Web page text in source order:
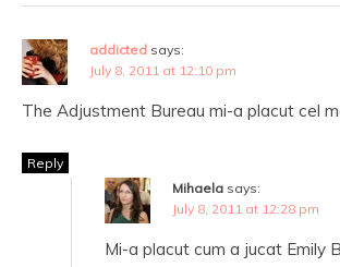
addicted says:
July 8, 2011 at 12:10 pm
The Adjustment Bureau mi-a placut cel
Reply
Mihaela says:
July 8, 2011 at 12:28 pm
Mi-a placut cum a jucat Emily